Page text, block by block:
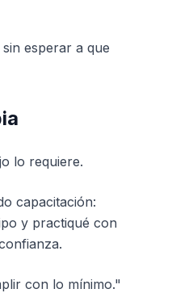
esperar a que
lo requiere.
capacitación:
y practiqué con
con lo mínimo."